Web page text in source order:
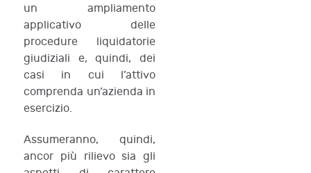
un ampliamento
applicativo delle
procedure liquidatorie
giudiziali e, quindi, dei
casi in cui l’attivo
comprenda un’azienda in
esercizio.
Assumeranno, quindi,
ancor più rilievo sia gli